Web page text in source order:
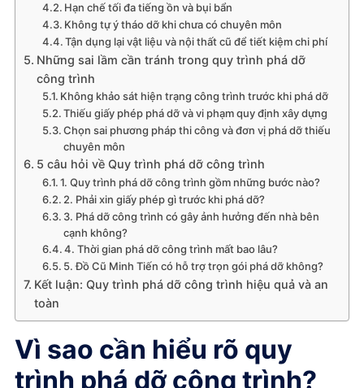
Hạn chế tối đa tiếng ồn và bụi bẩn
Không tự ý tháo dỡ khi chưa có chuyên môn
Tận dụng lại vật liệu và nội thất cũ để tiết kiệm chi phí
Những sai lầm cần tránh trong quy trình phá dỡ
công trình
Không khảo sát hiện trạng công trình trước khi phá dỡ
Thiếu giấy phép phá dỡ và vi phạm quy định xây dựng
Chọn sai phương pháp thi công và đơn vị phá dỡ thiếu
chuyên môn
5 câu hỏi về Quy trình phá dỡ công trình
1. Quy trình phá dỡ công trình gồm những bước nào?
2. Phải xin giấy phép gì trước khi phá dỡ?
3. Phá dỡ công trình có gây ảnh hưởng đến nhà bên
cạnh không?
4. Thời gian phá dỡ công trình mất bao lâu?
5. Đồ Cũ Minh Tiến có hỗ trợ trọn gói phá dỡ không?
Kết luận: Quy trình phá dỡ công trình hiệu quả và an
toàn
Vì sao cần hiểu rõ quy
trình phá dỡ công trình?